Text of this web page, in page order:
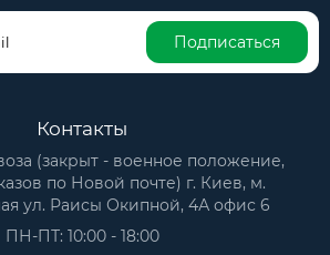
Подписаться
Контакты
(закрыт - военное положение,
по Новой почте) г. Киев, м.
ул. Раисы Окипной, 4А офис 6
ПН-ПТ: 10:00 - 18:00